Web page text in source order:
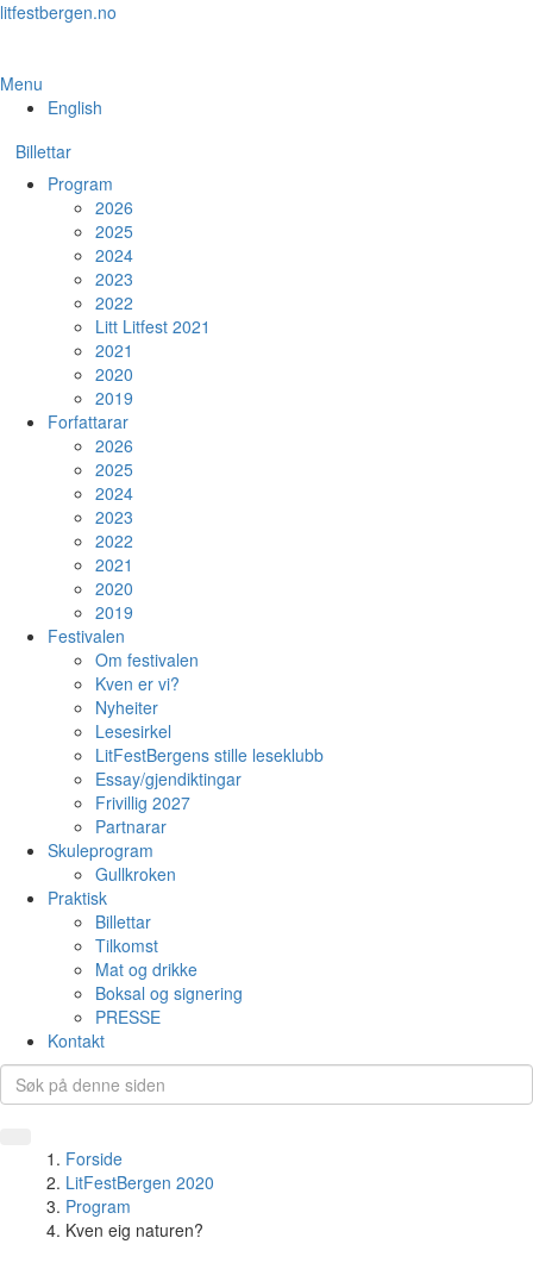
Skip
content
litfestbergen.no
Menu
English
Billettar
Program
2026
2025
2024
2023
2022
Litt Litfest 2021
2021
2020
2019
Forfattarar
2026
2025
2024
2023
2022
2021
2020
2019
Festivalen
Om festivalen
Kven er vi?
Nyheiter
Lesesirkel
LitFestBergens stille leseklubb
Essay/gjendiktingar
Frivillig 2027
Partnarar
Skuleprogram
Gullkroken
Praktisk
Billettar
Tilkomst
Mat og drikke
Boksal og signering
PRESSE
Kontakt
Forside
LitFestBergen 2020
Program
Kven eig naturen?